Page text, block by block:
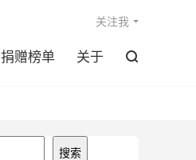
捐赠榜单 关于 
关注我
搜索